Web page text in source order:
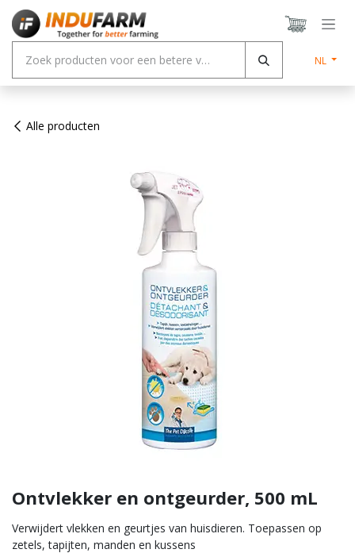
Overslaan naar inhoud
NL
Alle producten
Ontvlekker en ontgeurder, 500 mL
Verwijdert vlekken en geurtjes van huisdieren. Toepassen op
zetels, tapijten, manden en kussens